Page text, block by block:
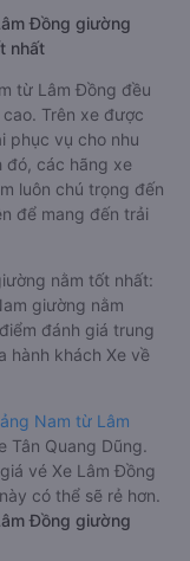
Đồng giường
nhất
từ Lâm Đồng đều
Trên xe được
phục vụ cho nhu
đó, các hãng xe
luôn chú trọng đến
để mang đến trải
nằm tốt nhất:
giường nằm
đánh giá trung
hành khách Xe về
Nam từ Lâm
Tân Quang Dũng.
vé Xe Lâm Đồng
có thể sẽ rẻ hơn.
Đồng giường